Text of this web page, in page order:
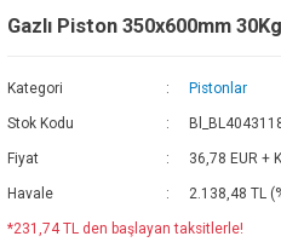
Gazlı Piston 350x600mm 30Kg
Kategori Pistonlar
Stok Kodu
Fiyat 36,78 EUR +
Havale 2.138,48 TL
*231,74 TL den başlayan taksitlerle!